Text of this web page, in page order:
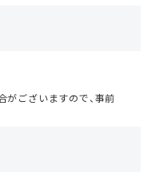
がございますので、事前